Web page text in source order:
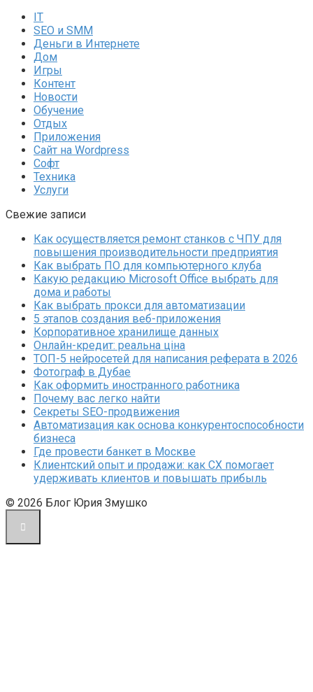
IT
SEO и SMM
Деньги в Интернете
Дом
Игры
Контент
Новости
Обучение
Отдых
Приложения
Сайт на Wordpress
Софт
Техника
Услуги
Свежие записи
Как осуществляется ремонт станков с ЧПУ для
повышения производительности предприятия
Как выбрать ПО для компьютерного клуба
Какую редакцию Microsoft Office выбрать для
дома и работы
Как выбрать прокси для автоматизации
5 этапов создания веб-приложения
Корпоративное хранилище данных
Онлайн-кредит: реальна ціна
ТОП-5 нейросетей для написания реферата в 2026
Фотограф в Дубае
Как оформить иностранного работника
Почему вас легко найти
Секреты SEO-продвижения
Автоматизация как основа конкурентоспособности
бизнеса
Где провести банкет в Москве
Клиентский опыт и продажи: как CX помогает
удерживать клиентов и повышать прибыль
© 2026 Блог Юрия Змушко